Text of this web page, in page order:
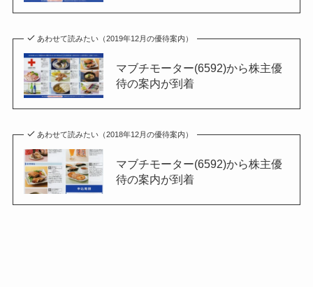
あわせて読みたい（2019年12月の優待案内）
マブチモーター(6592)から株主優
待の案内が到着
あわせて読みたい（2018年12月の優待案内）
マブチモーター(6592)から株主優
待の案内が到着